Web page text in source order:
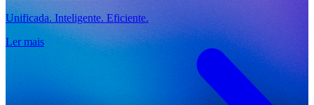
Unificada. Inteligente. Eficiente.
Ler mais